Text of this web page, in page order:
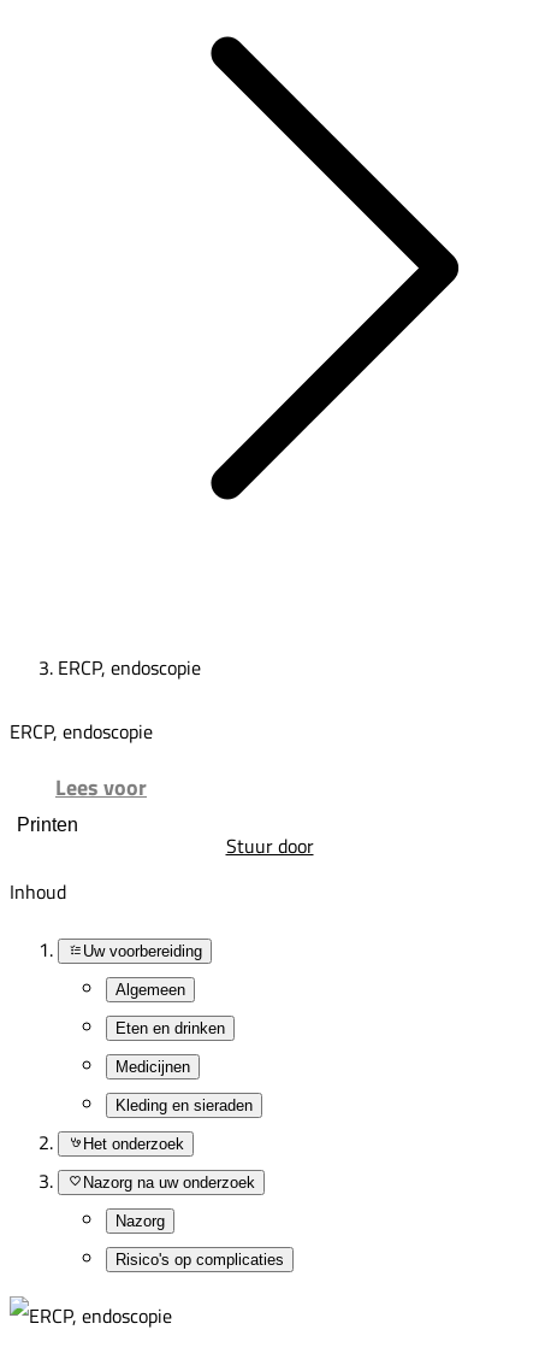
ERCP, endoscopie
ERCP, endoscopie
Lees voor
Printen
Stuur door
Inhoud
Uw voorbereiding
Algemeen
Eten en drinken
Medicijnen
Kleding en sieraden
Het onderzoek
Nazorg na uw onderzoek
Nazorg
Risico's op complicaties